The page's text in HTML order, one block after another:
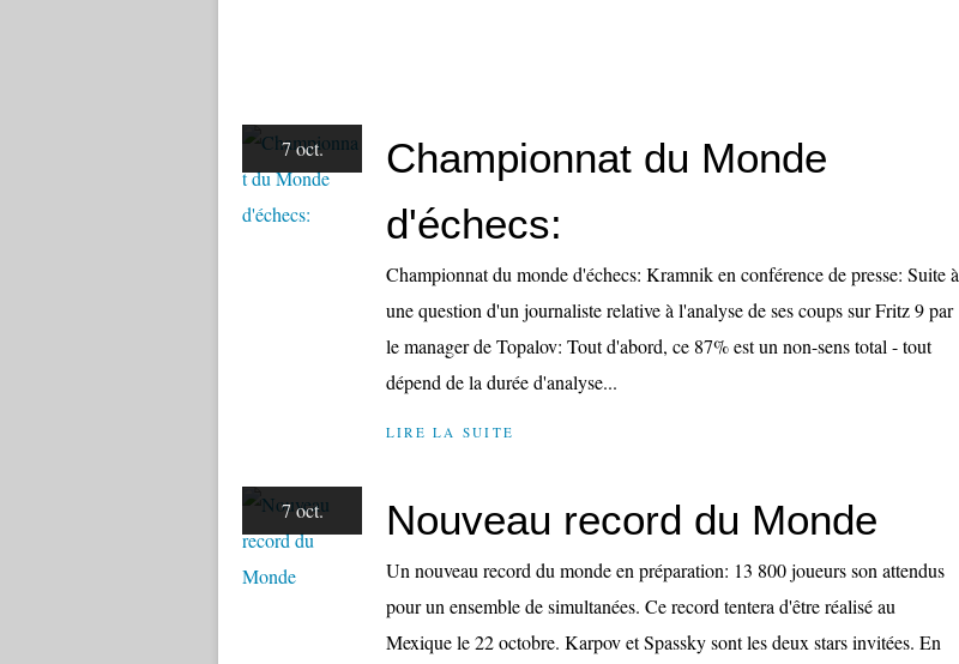
7 oct.
Championnat du Monde
d'échecs:
Championnat du monde d'échecs: Kramnik en conférence de presse: Suite à
une question d'un journaliste relative à l'analyse de ses coups sur Fritz 9 par
le manager de Topalov: Tout d'abord, ce 87% est un non-sens total - tout
dépend de la durée d'analyse...
LIRE LA SUITE
7 oct. Nouveau record du Monde
Un nouveau record du monde en préparation: 13 800 joueurs son attendus
pour un ensemble de simultanées. Ce record tentera d'être réalisé au
Mexique le 22 octobre. Karpov et Spassky sont les deux stars invitées. En